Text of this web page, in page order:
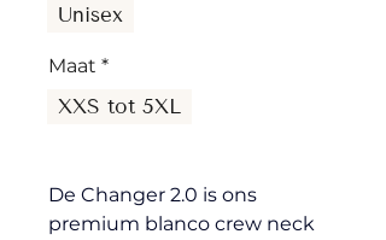
Unisex
Maat *
XXS tot 5XL
De Changer 2.0 is ons
premium blanco crew neck